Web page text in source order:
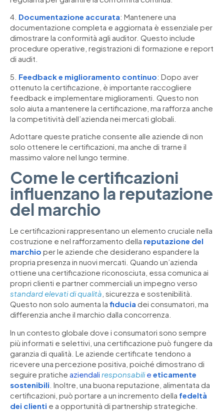
4. Documentazione accurata: Mantenere una
documentazione completa e aggiornata è essenziale per
dimostrare la conformità agli auditor. Questo include
procedure operative, registrazioni di formazione e report
di audit.
5. Feedback e miglioramento continuo: Dopo aver
ottenuto la certificazione, è importante raccogliere
feedback e implementare miglioramenti. Questo non
solo aiuta a mantenere la certificazione, ma rafforza anche
la competitività dell’azienda nei mercati globali.
Adottare queste pratiche consente alle aziende di non
solo ottenere le certificazioni, ma anche di trarne il
massimo valore nel lungo termine.
Come le certificazioni
influenzano la reputazione
del marchio
Le certificazioni rappresentano un elemento cruciale nella
costruzione e nel rafforzamento della reputazione del
marchio per le aziende che desiderano espandere la
propria presenza in nuovi mercati. Quando un’azienda
ottiene una certificazione riconosciuta, essa comunica ai
propri clienti e partner commerciali un impegno verso
standard elevati di qualità , sicurezza e sostenibilità.
Questo non solo aumenta la fiducia dei consumatori, ma
differenzia anche il marchio dalla concorrenza.
In un contesto globale dove i consumatori sono sempre
più informati e selettivi, una certificazione può fungere da
garanzia di qualità. Le aziende certificate tendono a
ricevere una percezione positiva, poiché dimostrano di
seguire pratiche aziendali responsabilie eticamente
sostenibili . Inoltre, una buona reputazione, alimentata da
certificazioni, può portare a un incremento della fedeltà
dei clienti e a opportunità di partnership strategiche.